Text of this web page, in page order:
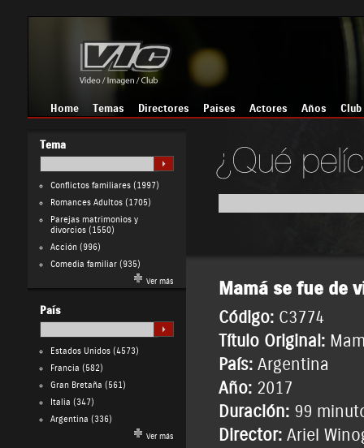
Home Temas Directores Países Actores Años Club
Tema
Conflictos familiares(1997)
Romances Adultos(1705)
Parejas matrimonios y
divorcios(1550)
Acción(996)
Comedia familiar(935)
Ver más
País
Estados Unidos(4573)
Francia (582)
Gran Bretaña (561)
Italia (347)
Argentina (336)
Ver más
Mamá se fue de
Código: C3774
Título Original:
País: Argentina
Año: 2017
Duración: 99
Director: Ariel